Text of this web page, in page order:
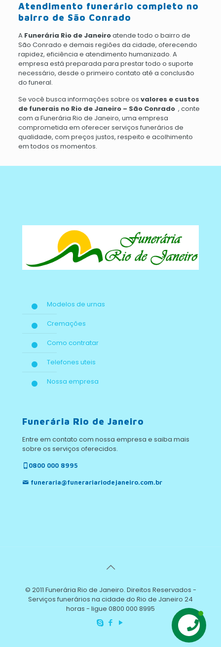
Atendimento funerário completo no
bairro de São Conrado
A Funerária Rio de Janeiroatende todo o bairro de
São Conrado e demais regiões da cidade, oferecendo
rapidez, eficiência e atendimento humanizado. A
empresa está preparada para prestar todo o suporte
necessário, desde o primeiro contato até a conclusão
do funeral.
Se você busca informações sobre os valores e custos
de funerais no Rio de Janeiro – São Conrado , conte
com a Funerária Rio de Janeiro, uma empresa
comprometida em oferecer serviços funerários de
qualidade, com preços justos, respeito e acolhimento
em todos os momentos.
Modelos de urnas
Cremações
Como contratar
Telefones uteis
Nossa empresa
Funerária Rio de Janeiro
Entre em contato com nossa empresa e saiba mais
sobre os serviços oferecidos.
0800 000 8995
funeraria@funerariariodejaneiro.com.br
© 2011 Funerária Rio de Janeiro. Direitos Reservados -
Serviços funerários na cidade do Rio de Janeiro 24
horas - ligue 0800 000 8995